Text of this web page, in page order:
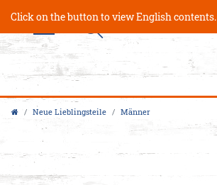
Click on the button to view English contents.
Neue Lieblingsteile Männer